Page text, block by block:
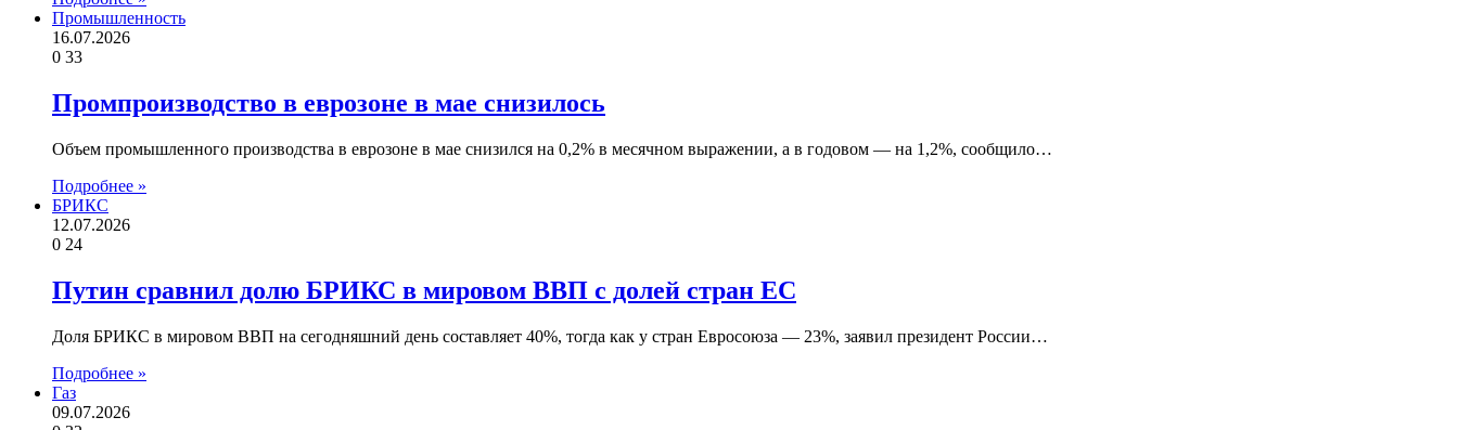
Промышленность
16.07.2026
0 33
Промпроизводство в еврозоне в мае снизилось
Объем промышленного производства в еврозоне в мае снизился на 0,2% в месячном выражении, а в годовом — на 1,2%, сообщило…
Подробнее »
БРИКС
12.07.2026
0 24
Путин сравнил долю БРИКС в мировом ВВП с долей стран ЕС
Доля БРИКС в мировом ВВП на сегодняшний день составляет 40%, тогда как у стран Евросоюза — 23%, заявил президент России…
Подробнее »
Газ
09.07.2026